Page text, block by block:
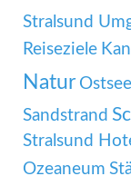
Stralsund
Reiseziele
Natur
Sandstrand
Stralsund
Ozeaneum